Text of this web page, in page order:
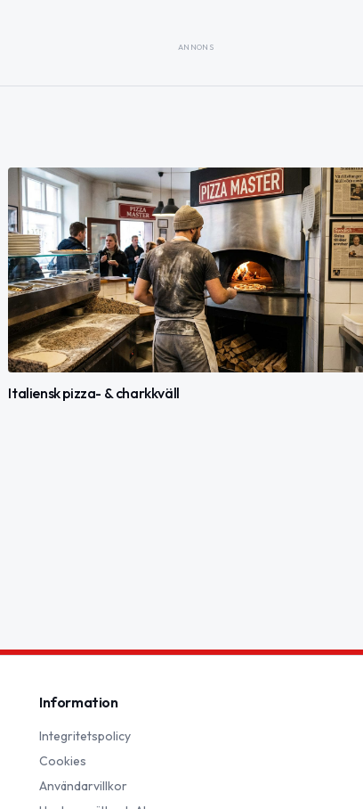
ANNONS
Italiensk pizza- & charkkväll
Information
Integritetspolicy
Cookies
Användarvillkor